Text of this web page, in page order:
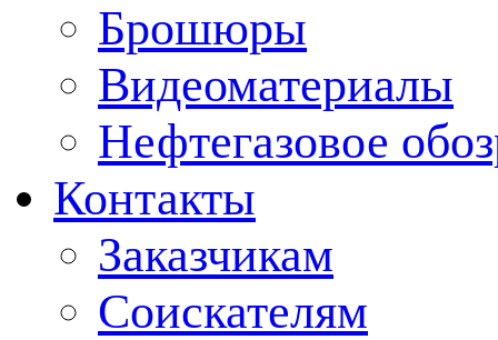
Брошюры
Видеоматериалы
Нефтегазовое
Контакты
Заказчикам
Соискателям